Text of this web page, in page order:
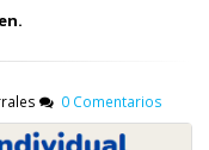
0 Comentarios